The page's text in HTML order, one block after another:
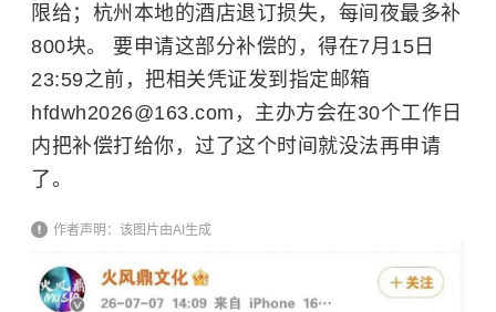
限给；杭州本地的酒店退订损失，每间夜最多补
800块。 要申请这部分补偿的，得在7月15日
23:59之前，把相关凭证发到指定邮箱
hfdwh2026@163.com，主办方会在30个工作日
内把补偿打给你，过了这个时间就没法再申请
了。
作者声明：该图片由AI生成